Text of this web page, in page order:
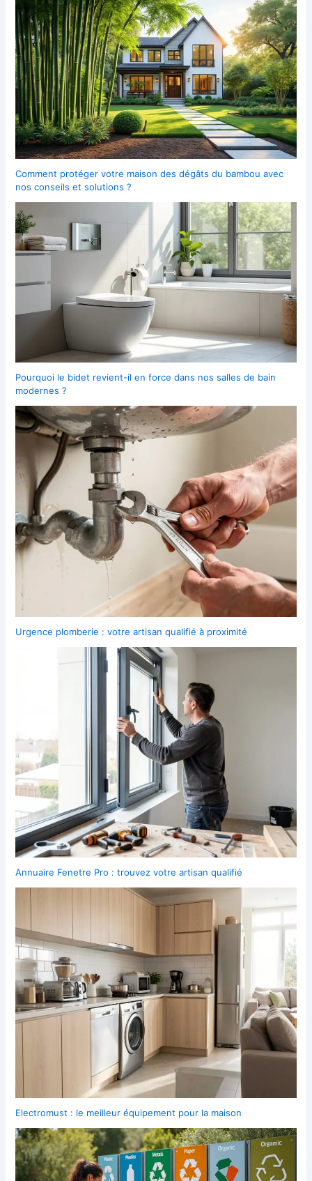
Comment protéger votre maison des dégâts du bambou avec
nos conseils et solutions ?
Pourquoi le bidet revient-il en force dans nos salles de bain
modernes ?
Urgence plomberie : votre artisan qualifié à proximité
Annuaire Fenetre Pro : trouvez votre artisan qualifié
Electromust : le meilleur équipement pour la maison